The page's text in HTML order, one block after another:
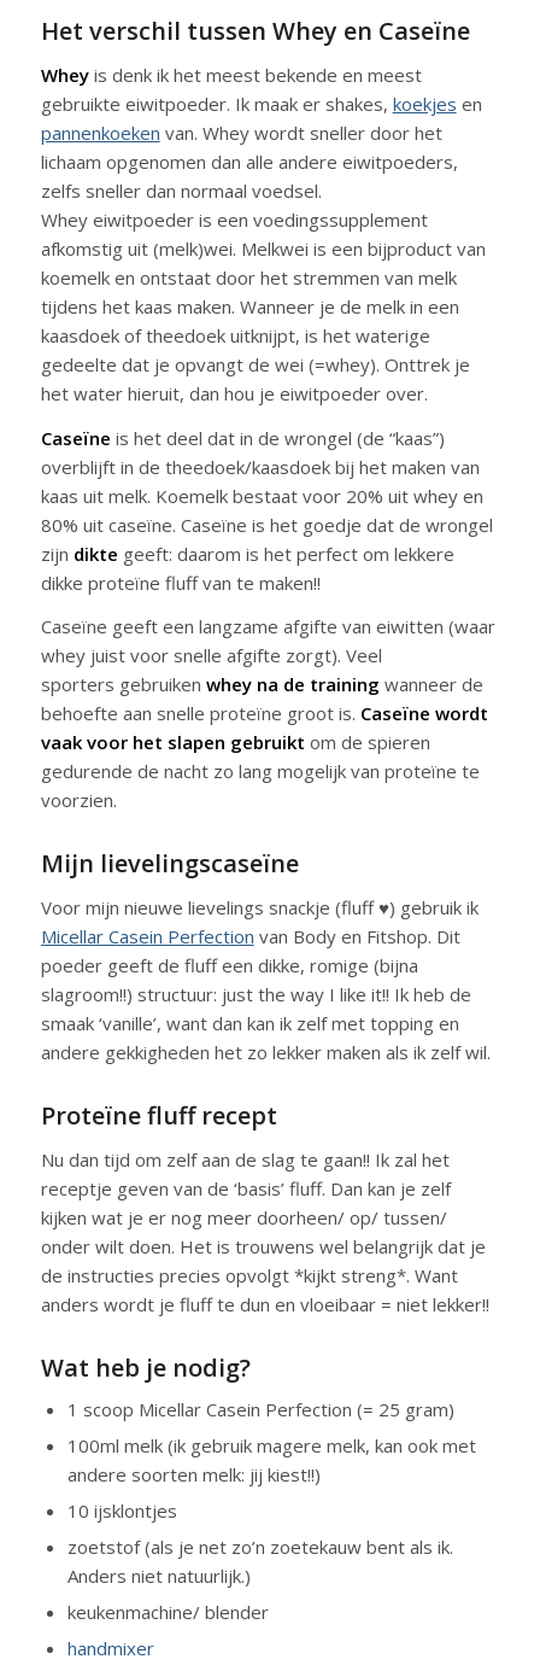
Het verschil tussen Whey en Caseïne
Wheyis denk ik het meest bekende en meest
gebruikte eiwitpoeder. Ik maak er shakes, koekjes en
pannenkoeken van. Whey wordt sneller door het
lichaam opgenomen dan alle andere eiwitpoeders,
zelfs sneller dan normaal voedsel.
Whey eiwitpoeder is een voedingssupplement
afkomstig uit (melk)wei. Melkwei is een bijproduct van
koemelk en ontstaat door het stremmen van melk
tijdens het kaas maken. Wanneer je de melk in een
kaasdoek of theedoek uitknijpt, is het waterige
gedeelte dat je opvangt de wei (=whey). Onttrek je
het water hieruit, dan hou je eiwitpoeder over.
Caseïne is het deel dat in de wrongel (de “kaas”)
overblijft in de theedoek/kaasdoek bij het maken van
kaas uit melk. Koemelk bestaat voor 20% uit whey en
80% uit caseïne. Caseïne is het goedje dat de wrongel
zijn dikte geeft: daarom is het perfect om lekkere
dikke proteïne fluff van te maken!!
Caseïne geeft een langzame afgifte van eiwitten (waar
whey juist voor snelle afgifte zorgt). Veel
sporters gebruiken whey na de training wanneer de
behoefte aan snelle proteïne groot is. Caseïne wordt
vaak voor het slapen gebruikt om de spieren
gedurende de nacht zo lang mogelijk van proteïne te
voorzien.
Mijn lievelingscaseïne
Voor mijn nieuwe lievelings snackje (fluff ♥) gebruik ik
Micellar Casein Perfection van Body en Fitshop. Dit
poeder geeft de fluff een dikke, romige (bijna
slagroom!!) structuur: just the way I like it!! Ik heb de
smaak ‘vanille’, want dan kan ik zelf met topping en
andere gekkigheden het zo lekker maken als ik zelf wil.
Proteïne fluff recept
Nu dan tijd om zelf aan de slag te gaan!! Ik zal het
receptje geven van de ‘basis’ fluff. Dan kan je zelf
kijken wat je er nog meer doorheen/ op/ tussen/
onder wilt doen. Het is trouwens wel belangrijk dat je
de instructies precies opvolgt *kijkt streng*. Want
anders wordt je fluff te dun en vloeibaar = niet lekker!!
Wat heb je nodig?
1 scoop Micellar Casein Perfection (= 25 gram)
100ml melk (ik gebruik magere melk, kan ook met
andere soorten melk: jij kiest!!)
10 ijsklontjes
zoetstof (als je net zo’n zoetekauw bent als ik.
Anders niet natuurlijk.)
keukenmachine/ blender
handmixer